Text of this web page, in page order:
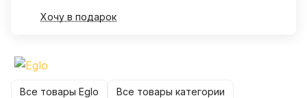
Хочу в подарок
Все товары Eglo Все товары категории